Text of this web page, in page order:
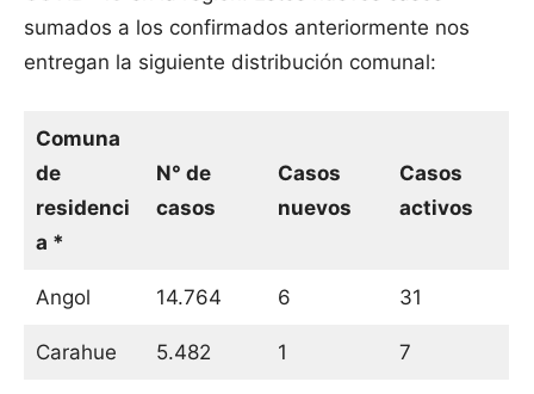
sumados a los confirmados anteriormente nos
entregan la siguiente distribución comunal:
Comuna
de
residenci
a *
N° de
casos
Casos
nuevos
Casos
activos
Angol 14.764 6 31
Carahue 5.482 1 7